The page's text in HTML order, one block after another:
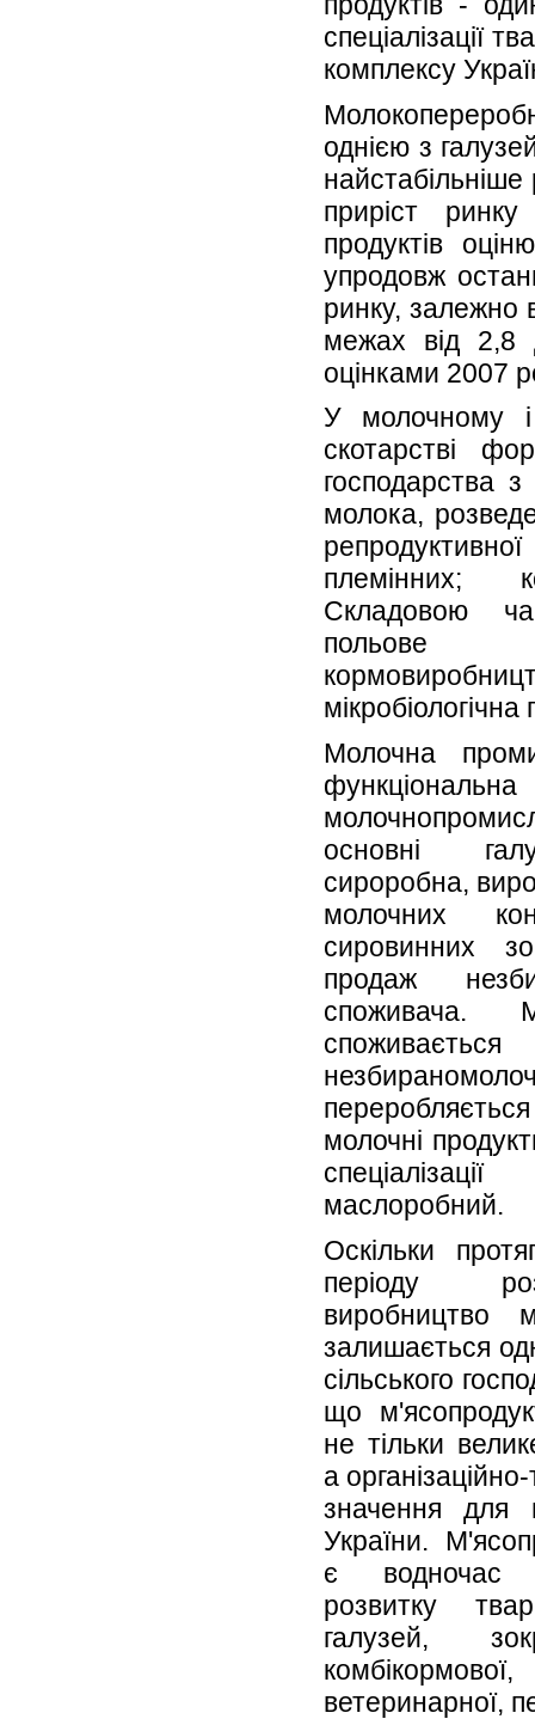
спеціалізації
комплексу
однією з
приріст
продуктів
упродовж
ринку, залежно
межах від 2,8
оцінками 2007
У молочному
скотарстві
господарства
молока,
племінних;
Складовою
польове
Молочна
основні
сироробна,
молочних
сировинних
продаж
молочні
маслоробний.
Оскільки
періоду
виробництво
залишається
сільського
що
не тільки
а
значення для
України.
є водночас
розвитку
галузей,
ветеринарної,